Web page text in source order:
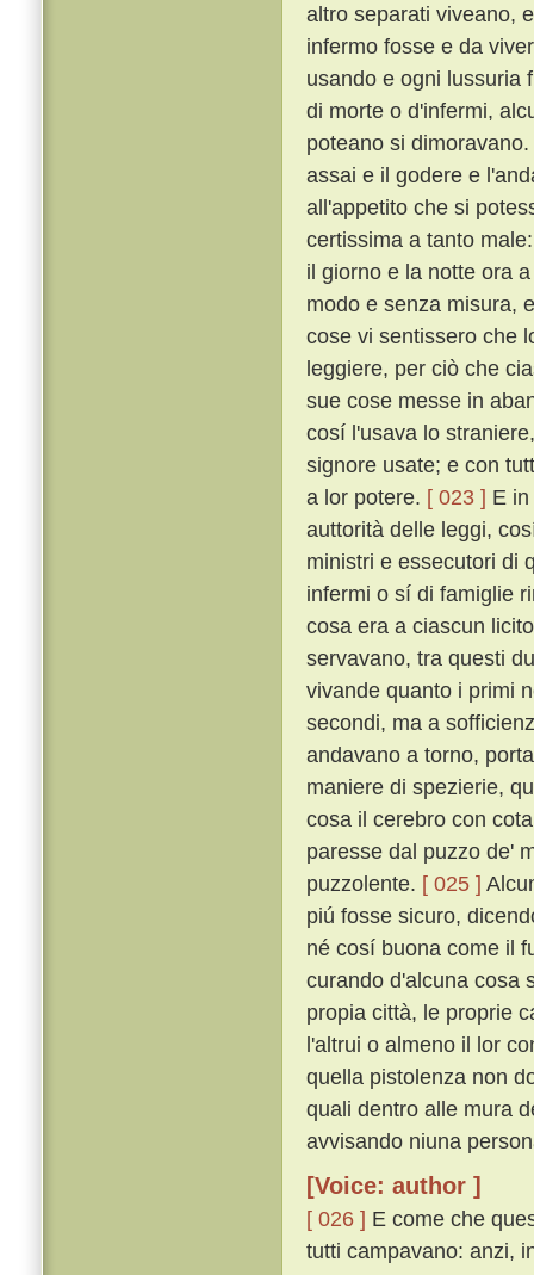
altro separati viveano,
infermo fosse e da
usando e ogni lussuria
di morte o d'infermi,
poteano si dimoravano.
assai e il godere e
all'appetito che si
certissima a tanto
il giorno e la notte ora
modo e senza misura,
cose vi sentissero che
leggiere, per ciò che
sue cose messe in
cosí l'usava lo
signore usate; e con
a lor potere. [ 023 ] E
auttorità delle leggi,
ministri e essecutori di
infermi o sí di famiglie
cosa era a ciascun
servavano, tra questi
vivande quanto i primi
secondi, ma a
andavano a torno,
maniere di spezierie,
cosa il cerebro con
paresse dal puzzo de'
puzzolente. [ 025 ]
piú fosse sicuro,
né cosí buona come il
curando d'alcuna cosa
propia città, le proprie
l'altrui o almeno il lor
quella pistolenza non
quali dentro alle mura
avvisando niuna
[Voice: author ]
[ 026 ] E come che
tutti campavano: anzi,